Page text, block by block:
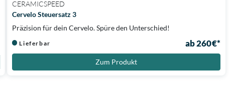
CERAMICSPEED
Cervelo Steuersatz 3
Präzision für dein Cervelo. Spüre den Unterschied!
Lieferbar ab 260 €*
Zum Produkt